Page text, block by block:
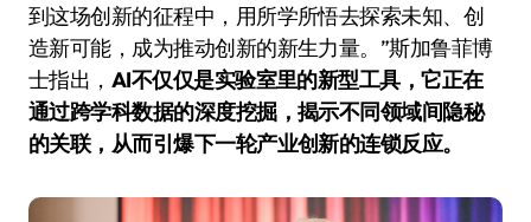
到这场创新的征程中，用所学所悟去探索未知、创
造新可能，成为推动创新的新生力量。”斯加鲁菲博
士指出， AI不仅仅是实验室里的新型工具，它正在
通过跨学科数据的深度挖掘，揭示不同领域间隐秘
的关联，从而引爆下一轮产业创新的连锁反应。